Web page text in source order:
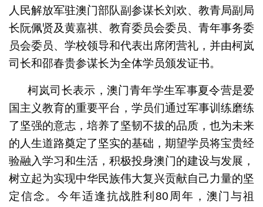
人民解放军驻澳门部队副参谋长刘欢、教青局副局
长阮佩贤及黄嘉祺、教育委员会委员、青年事务委
员会委员、学校领导和代表出席闭营礼，并由柯岚
司长和邵春贵参谋长为全体学员颁发证书。
柯岚司长表示，澳门青年学生军事夏令营是爱
国主义教育的重要平台，学员们通过军事训练磨练
了坚强的意志，培养了坚韧不拔的品质，也为未来
的人生道路奠定了坚实的基础，期望学员将宝贵经
验融入学习和生活，积极投身澳门的建设与发展，
树立起为实现中华民族伟大复兴贡献自己力量的坚
定信念。今年适逢抗战胜利80周年，澳门与祖